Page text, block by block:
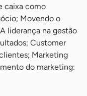
caixa como
Movendo o
liderança na gestão
Customer
Marketing
do marketing: